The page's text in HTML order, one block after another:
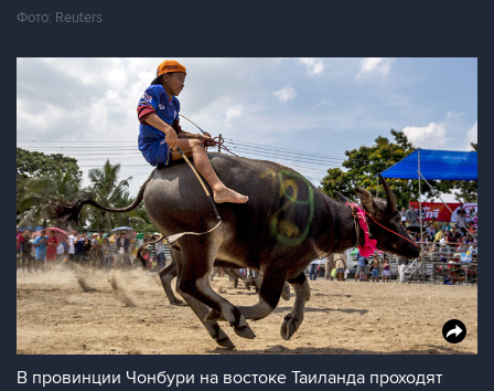
Фото: Reuters
В провинции Чонбури на востоке Таиланда проходят